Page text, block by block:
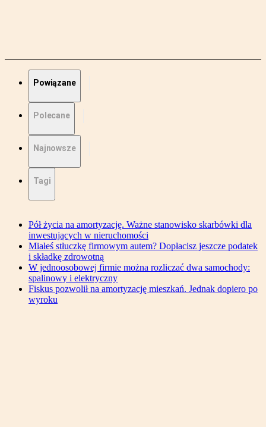
Powiązane
Polecane
Najnowsze
Tagi
Pół życia na amortyzację. Ważne stanowisko skarbówki dla
inwestujących w nieruchomości
Miałeś stłuczkę firmowym autem? Dopłacisz jeszcze podatek
i składkę zdrowotną
W jednoosobowej firmie można rozliczać dwa samochody:
spalinowy i elektryczny
Fiskus pozwolił na amortyzację mieszkań. Jednak dopiero po
wyroku